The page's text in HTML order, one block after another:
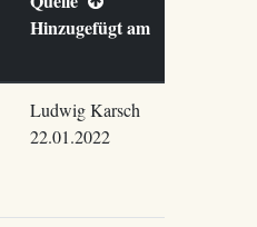
Hinzugefügt am
Ludwig Karsch
22.01.2022